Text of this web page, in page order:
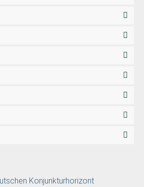
Konjunkturhorizont